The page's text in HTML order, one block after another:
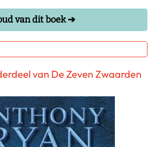
van dit boek ➔
van De Zeven Zwaarden